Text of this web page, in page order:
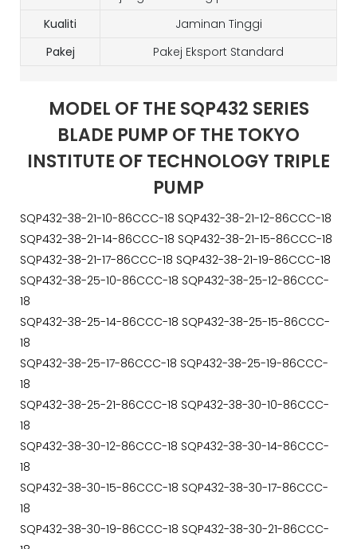
Kualiti
Jaminan Tinggi
Pakej
Pakej Eksport Standard
MODEL OF THE SQP432 SERIES
BLADE PUMP OF THE TOKYO
INSTITUTE OF TECHNOLOGY TRIPLE
PUMP
SQP432-38-21-10-86CCC-18 SQP432-38-21-12-86CCC-18
SQP432-38-21-14-86CCC-18 SQP432-38-21-15-86CCC-18
SQP432-38-21-17-86CCC-18 SQP432-38-21-19-86CCC-18
SQP432-38-25-10-86CCC-18 SQP432-38-25-12-86CCC-
18
SQP432-38-25-14-86CCC-18 SQP432-38-25-15-86CCC-
18
SQP432-38-25-17-86CCC-18 SQP432-38-25-19-86CCC-
18
SQP432-38-25-21-86CCC-18 SQP432-38-30-10-86CCC-
18
SQP432-38-30-12-86CCC-18 SQP432-38-30-14-86CCC-
18
SQP432-38-30-15-86CCC-18 SQP432-38-30-17-86CCC-
18
SQP432-38-30-19-86CCC-18 SQP432-38-30-21-86CCC-